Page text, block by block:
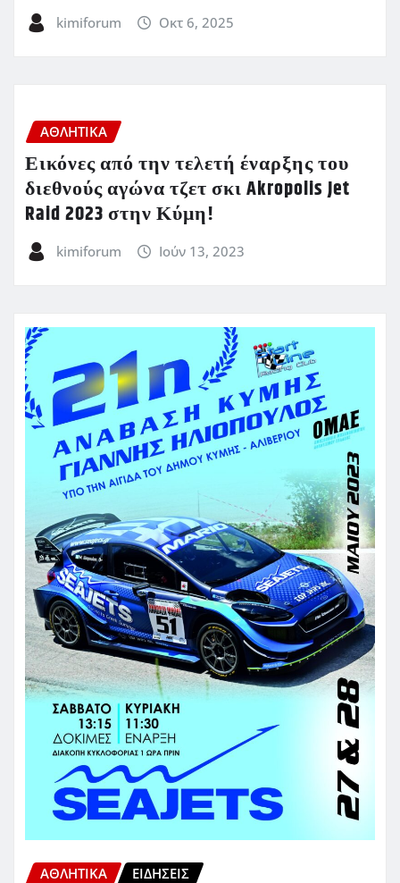
kimiforum Οκτ 6, 2025
ΑΘΛΗΤΙΚΑ
Εικόνες από την τελετή έναρξης του
διεθνούς αγώνα τζετ σκι Akropolis Jet
Raid 2023 στην Κύμη!
kimiforum Ιούν 13, 2023
ΑΘΛΗΤΙΚΑ ΕΙΔΗΣΕΙΣ